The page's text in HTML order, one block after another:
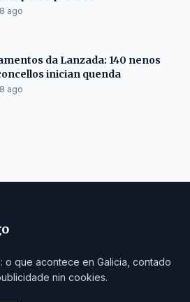
ago
da Lanzada: 140 nenos
inician quenda
ago
o que acontece en Galicia, contado
nin cookies.